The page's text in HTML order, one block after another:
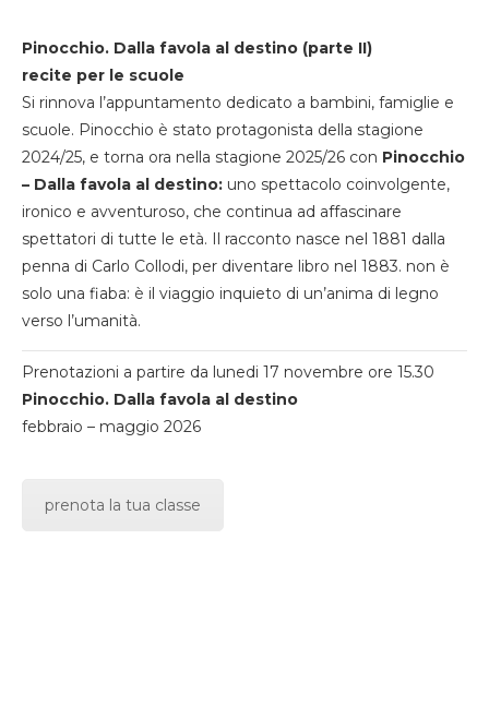
Pinocchio. Dalla favola al destino (parte II)
recite per le scuole
Si rinnova l’appuntamento dedicato a bambini, famiglie e
scuole. Pinocchio è stato protagonista della stagione
2024/25, e torna ora nella stagione 2025/26 con Pinocchio
– Dalla favola al destino: uno spettacolo coinvolgente,
ironico e avventuroso, che continua ad affascinare
spettatori di tutte le età. Il racconto nasce nel 1881 dalla
penna di Carlo Collodi, per diventare libro nel 1883. non è
solo una fiaba: è il viaggio inquieto di un’anima di legno
verso l’umanità.
Prenotazioni a partire da lunedi 17 novembre ore 15.30
Pinocchio. Dalla favola al destino
febbraio – maggio 2026
prenota la tua classe